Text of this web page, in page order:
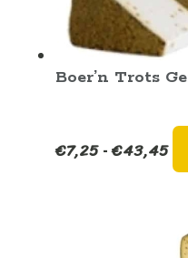
Boer’n Trots
€7,25 - €43,45